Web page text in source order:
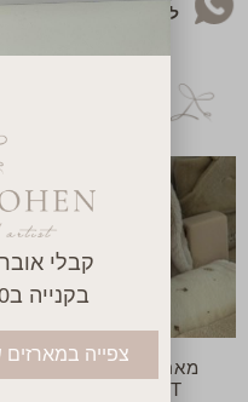
למוצר? מוזמנת לפנות
מארז מתנה ליולדת –
ELEGANT GIFT
קבלי
בקנייה ב250 ש"ח ומעלה
צפייה במארזים